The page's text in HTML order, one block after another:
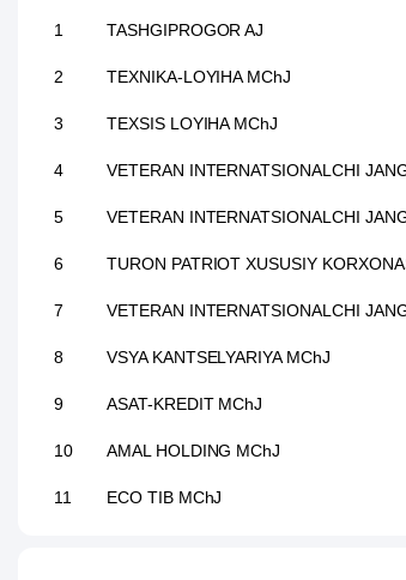
1 TASHGIPROGOR AJ
2 TEXNIKA-LOYIHA MChJ
3 TEXSIS LOYIHA MChJ
4 VETERAN INTERNATSIONALCHI
5 VETERAN INTERNATSIONALCHI
6 TURON PATRIOT XUSUSIY
7 VETERAN INTERNATSIONALCHI
8 VSYA KANTSELYARIYA MChJ
9 ASAT-KREDIT MChJ
10 AMAL HOLDING MChJ
11 ECO TIB MChJ